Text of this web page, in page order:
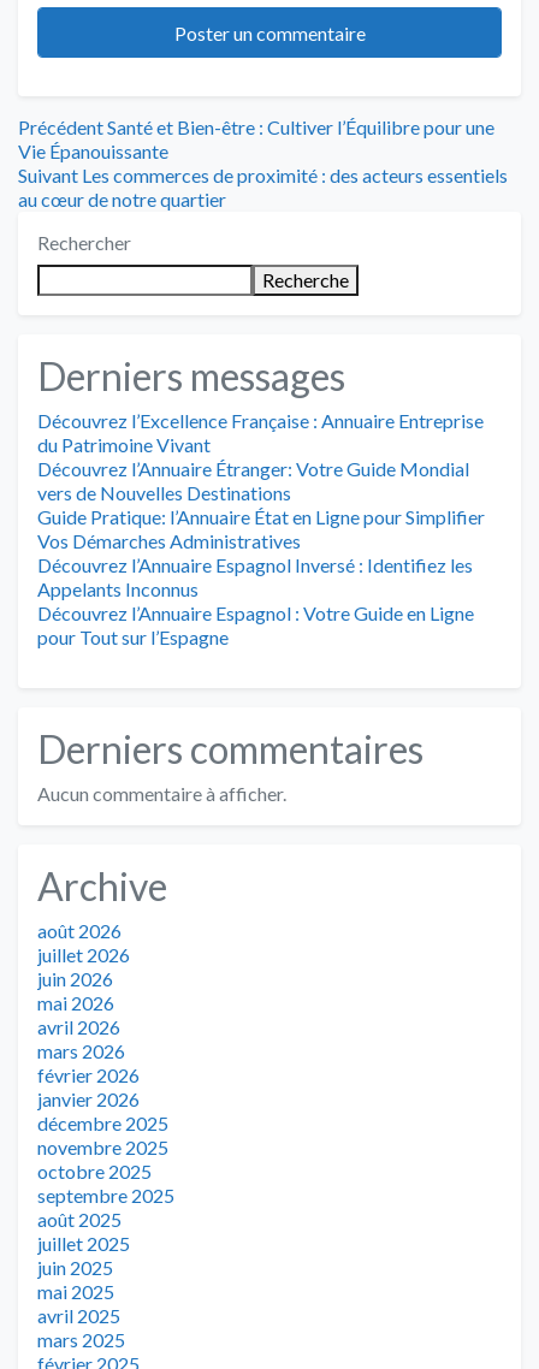
Navigation
de
l’article
PrécédentArticle
précédent
:
Santé et Bien-être : Cultiver l’Équilibre pour une
Vie Épanouissante
Suivant Article
suivant
Les commerces de proximité : des acteurs essentiels
au cœur de notre quartier
Rechercher
Recherche
Derniers messages
Découvrez l’Excellence Française : Annuaire Entreprise
du Patrimoine Vivant
Découvrez l’Annuaire Étranger: Votre Guide Mondial
vers de Nouvelles Destinations
Guide Pratique: l’Annuaire État en Ligne pour Simplifier
Vos Démarches Administratives
Découvrez l’Annuaire Espagnol Inversé : Identifiez les
Appelants Inconnus
Découvrez l’Annuaire Espagnol : Votre Guide en Ligne
pour Tout sur l’Espagne
Derniers commentaires
Aucun commentaire à afficher.
Archive
août 2026
juillet 2026
juin 2026
mai 2026
avril 2026
mars 2026
février 2026
janvier 2026
décembre 2025
novembre 2025
octobre 2025
septembre 2025
août 2025
juillet 2025
juin 2025
mai 2025
avril 2025
mars 2025
février 2025